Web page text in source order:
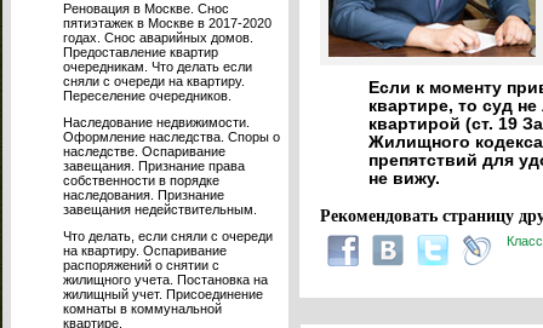
Реновация в Москве. Снос
пятиэтажек в Москве в 2017-2020
годах. Снос аварийных домов.
Предоставление квартир
очередникам. Что делать если
сняли с очереди на квартиру.
Переселение очередников.
Наследование недвижимости.
Оформление наследства. Споры о
наследстве. Оспаривание
завещания. Признание права
собственности в порядке
наследования. Признание
завещания недействительным.
Что делать, если сняли с очереди
на квартиру. Оспаривание
распоряжений о снятии с
жилищного учета. Постановка на
жилищный учет. Присоединение
комнаты в коммунальной
квартире.
Если к моменту
квартире, то суд
квартирой (ст. 19
Жилищного
препятствий для
не вижу.
Рекомендовать страницу